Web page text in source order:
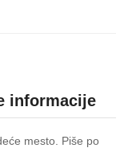
informacije
mesto. Piše po